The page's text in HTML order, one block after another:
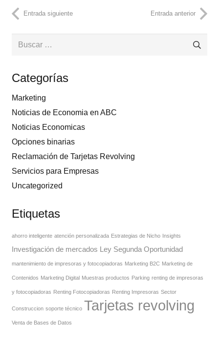
Entrada siguiente Entrada anterior
Buscar:
Categorías
Marketing
Noticias de Economia en ABC
Noticias Economicas
Opciones binarias
Reclamación de Tarjetas Revolving
Servicios para Empresas
Uncategorized
Etiquetas
ahorro inteligente atención personalizada Estrategias de Nicho Insights
Investigación de mercados Ley Segunda Oportunidad
mantenimiento de impresoras y fotocopiadoras Marketing B2C Marketing de
Contenidos Marketing Digital Muestras productos Parking renting de impresoras
y fotocopiadoras Renting Fotocopiadoras Renting Impresoras Sector
Construccion soporte técnico Tarjetas revolving
Venta de Bases de Datos